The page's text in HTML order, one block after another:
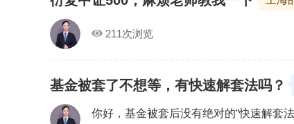
211次浏览
基金被套了不想等，有快速解套法吗？
你好，基金被套后没有绝对的“快速解套